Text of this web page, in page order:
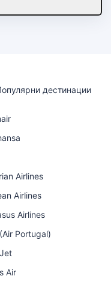
дестинации
Airlines
Airlines
Airlines
Portugal)
Air